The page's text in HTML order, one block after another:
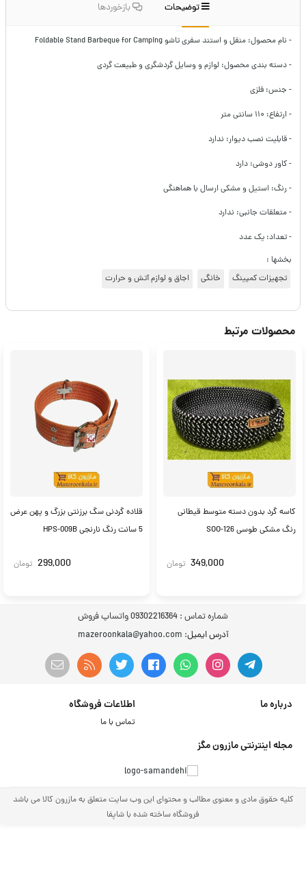
توضیحات بازخوردها
- نام محصول: منقل و استند سفری تاشو Foldable Stand Barbeque for Camping
- دسته بندی محصول: لوازم و وسایل گردشگری و طبیعت گردی
- جنس: فلزی
- ارتفاع: ۱۱۰ سانتی متر
- قابلیت نصب دیوار: ندارد
- کاور دوشی: دارد
- رنگ: استیل و مشکی ارسال با هماهنگی
- متعلقات جانبی: ندارد
- تعداد: یک عدد
بخشها :
تجهیزات کمپینگ
خانگی اجاق و لوازم آتش و حرارت
محصولات مرتبط
کاسه گرد بدون دسته متوسط قیطانی
رنگ مشکی طوسی SOO-126
349,000 تومان
قلاده گردنی سگ برزنتی بزرگ و پهن عرض
5 سانت رنگ نارنجی HPS-009B
299,000 تومان
شماره تماس : 09302216364 واتساپ فروش
آدرس ایمیل: mazeroonkala@yahoo.com
درباره ما اطلاعات فروشگاه
تماس با ما
مجله اینترنتی مازرون مگز
کلیه حقوق مادی و معنوی مطالب و محتوای این وب سایت متعلق به مازرون کالا می باشد
فروشگاه ساخته شده با شاپفا